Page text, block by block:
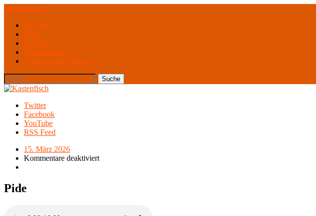
Home Menü
Podcast
Blog
Kontakt
Unterstützung
Datenschutzerklärung
Twitter
Facebook
YouTube
RSS Feed
15. März 2026
Kommentare deaktiviert
Pide